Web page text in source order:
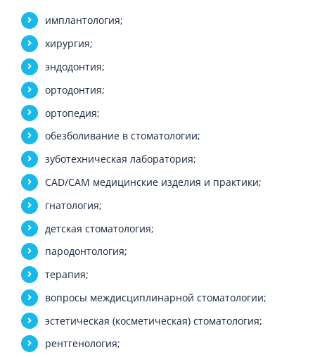
имплантология;
хирургия;
эндодонтия;
ортодонтия;
ортопедия;
обезболивание в стоматологии;
зуботехническая лаборатория;
CAD/CAM медицинские изделия и практики;
гнатология;
детская стоматология;
пародонтология;
терапия;
вопросы междисциплинарной стоматологии;
эстетическая (косметическая) стоматология;
рентгенология;